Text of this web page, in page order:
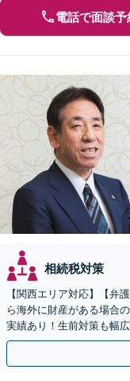
電話で面談予
相続税対策
【関西エリア対応】【弁
ら海外に財産がある場合
実績あり！生前対策も幅
全個室】